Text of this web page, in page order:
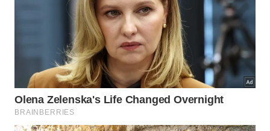
a qualidade do repouso dos filhos pequenos. A
proteção preventiva estabelece um padrão elevado
de bem-estar corporal, permitindo que a família
desfrute de uma maravilhosa e revigorantenoite de
descanso.